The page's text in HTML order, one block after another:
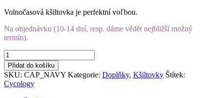
Volnočasová kšiltovka je perfektní voľbou.
Kšiltovka
bavlněná
Casual
Navy
množství
Přidat do košíku
SKU: CAP_NAVY Kategorie: Doplňky, Kšiltovky Štítek:
Cycology